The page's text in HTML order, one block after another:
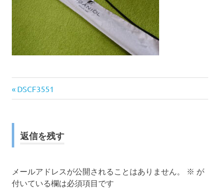
投
ナ
ゲ
前
の
DSCF3551
返信を残す
メールアドレスが公開されることはありません。 ※ が
付いている欄は必須項目です